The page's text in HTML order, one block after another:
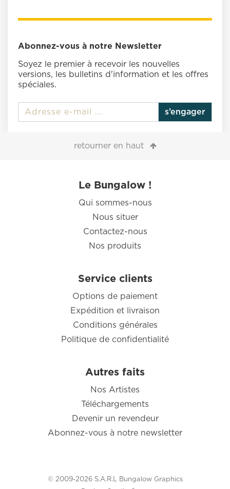
Abonnez-vous à notre Newsletter
Soyez le premier à recevoir les nouvelles
versions, les bulletins d'information et les offres
spéciales.
s’engager
retourner en haut
Le Bungalow !
Qui sommes-nous
Nous situer
Contactez-nous
Nos produits
Service clients
Options de paiement
Expédition et livraison
Conditions générales
Politique de confidentialité
Autres faits
Nos Artistes
Téléchargements
Devenir un revendeur
Abonnez-vous à notre newsletter
© 2009-2026 S.A.R.L Bungalow Graphics